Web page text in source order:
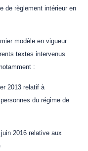
de règlement intérieur en
modèle en vigueur
textes intervenus
:
relatif à
du régime de
2016 relative aux